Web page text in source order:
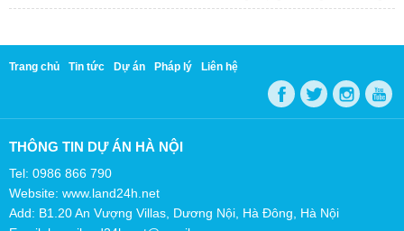
Trang chủ Tin tức Dự án Pháp lý Liên hệ
THÔNG TIN DỰ ÁN HÀ NỘI
Tel: 0986 866 790
Website: www.land24h.net
Add: B1.20 An Vượng Villas, Dương Nội, Hà Đông, Hà Nội